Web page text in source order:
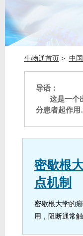
生物通首页 > 中
导语：
这是一个
分患者起作
密歇根
点机制
密歇根大学的
用，阻断通常